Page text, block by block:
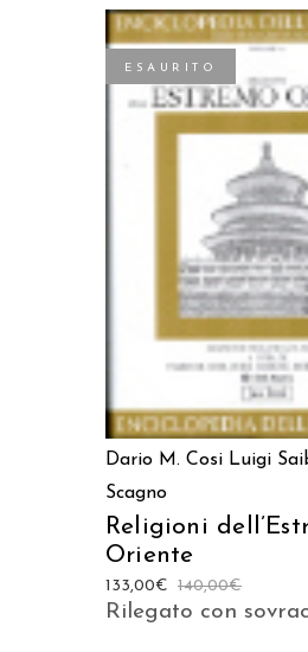
ESAURITO
LEGGI
Dario M. Cosi Luigi
Scagno
Religioni
Oriente
140,00€
133,00€
Rilegato con